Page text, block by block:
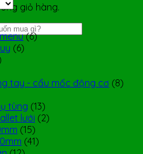
giỏ hàng.
(6)
(6)
tay - cẩu mốc động cơ (8)
tùng (13)
lưới (2)
(15)
(41)